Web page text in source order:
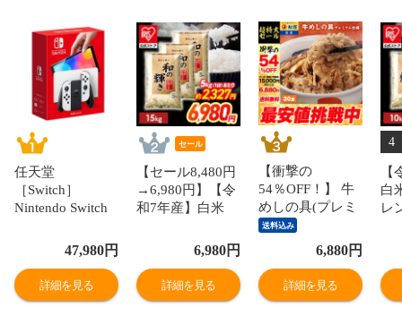
任天堂
［Switch］
Nintendo Switch
イッチ 本体 有機
ELモデル Joy-
Con(L)/(R)ホワイ
ト NSW ホンタイ
47,980円
詳細を見る
セール
【セール8,480円
→6,980円】【令
和7年産】白米
ド米 15kg 密封新
鮮パック 脱酸素
剤入り 米 お米
低温製法米 アイ
6,980円
詳細を見る
【衝撃の
54％OFF！】 牛
めしの具(プレミ
アム仕様)30個セ
ット 1個当たり
たっぷり135g 冷
凍食品 松屋牛丼
当店のイチオシ
送料込み
6,880円
詳細を見る
4
白
レ
り
製